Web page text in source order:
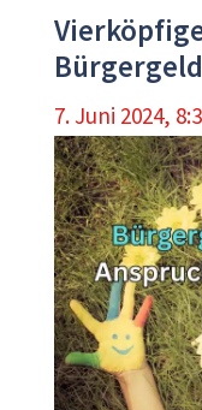
7. Juni 2024,